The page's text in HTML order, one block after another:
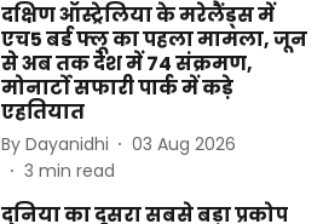
दक्षिण ऑस्ट्रेलिया के मरेलैंड्स में
एच5 बर्ड फ्लू का पहला मामला, जून
से अब तक देश में 74 संक्रमण,
मोनार्टो सफारी पार्क में कड़े
एहतियात
By Dayanidhi
03 Aug 2026
3 min read
दुनिया का दूसरा सबसे बड़ा प्रकोप